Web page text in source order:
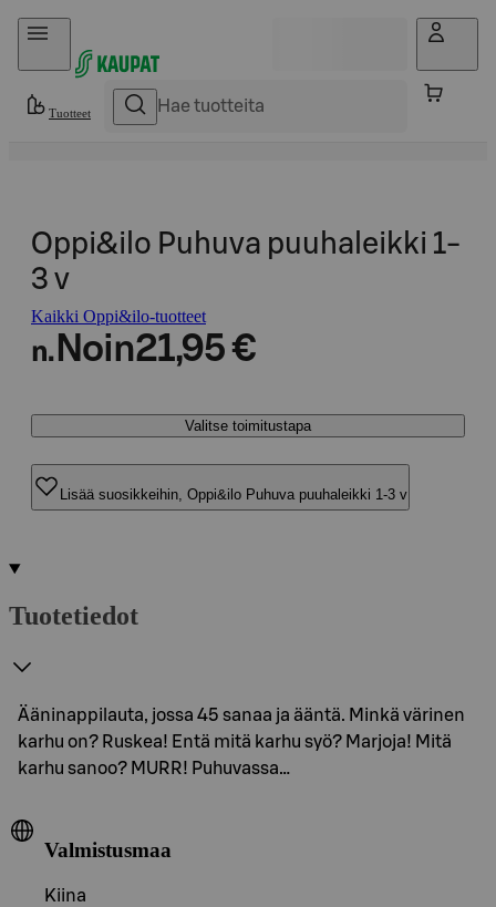
Hyppää sisältöön
Tuotteet
Oppi&ilo Puhuva puuhaleikki 1-
3 v
Kaikki Oppi&ilo-tuotteet
n. Noin21,95 €
Valitse toimitustapa
Lisää suosikkeihin, Oppi&ilo Puhuva puuhaleikki 1-3 v
Tuotetiedot
Ääninappilauta, jossa 45 sanaa ja ääntä. Minkä värinen
karhu on? Ruskea! Entä mitä karhu syö? Marjoja! Mitä
karhu sanoo? MURR! Puhuvassa…
Valmistusmaa
Kiina